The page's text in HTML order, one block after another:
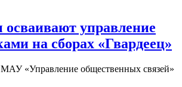
управление
на сборах «Гвардеец»
«Управление общественных связей»